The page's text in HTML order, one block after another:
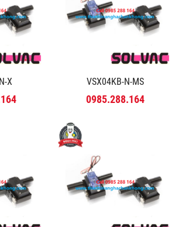
X VSX04KB-N-MS
0985.288.164